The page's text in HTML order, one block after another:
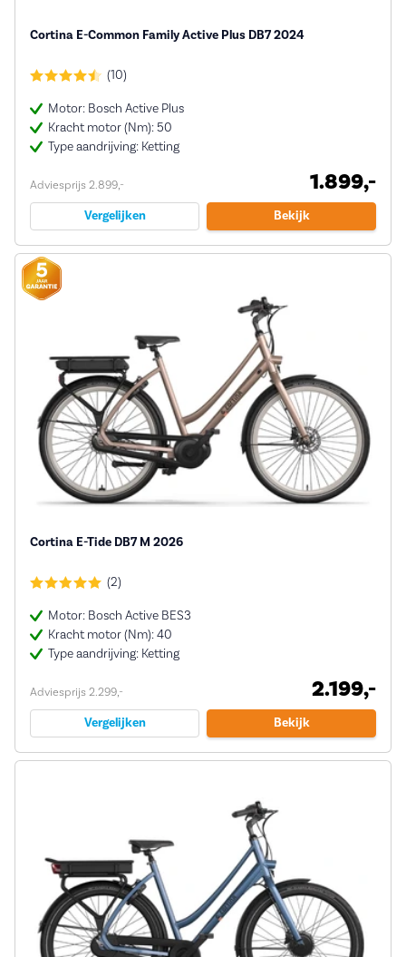
Cortina E-Common Family Active Plus DB7 2024
(10)
Motor: Bosch Active Plus
Kracht motor (Nm): 50
Type aandrijving: Ketting
Adviesprijs 2.899,- 1.899,-
Vergelijken Bekijk
Cortina E-Tide DB7 M 2026
(2)
Motor: Bosch Active BES3
Kracht motor (Nm): 40
Type aandrijving: Ketting
Adviesprijs 2.299,- 2.199,-
Vergelijken Bekijk